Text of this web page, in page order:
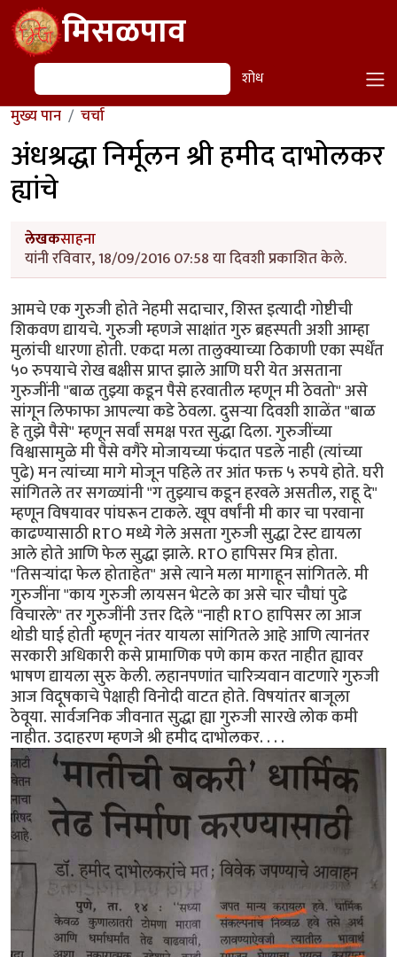
Skip to main contentमिसळपाव
शोध शोध
मुख्य पान चर्चा
अंधश्रद्धा निर्मूलन श्री हमीद दाभोलकर
ह्यांचे
लेखकसाहना
यांनी रविवार, 18/09/2016 07:58 या दिवशी प्रकाशित केले.
आमचे एक गुरुजी होते नेहमी सदाचार, शिस्त इत्यादी गोष्टीची
शिकवण द्यायचे. गुरुजी म्हणजे साक्षांत गुरु ब्रहस्पती अशी आम्हा
मुलांची धारणा होती. एकदा मला तालुक्याच्या ठिकाणी एका स्पर्धेंत
५० रुपयाचे रोख बक्षीस प्राप्त झाले आणि घरी येत असताना
गुरुजींनी "बाळ तुझ्या कडून पैसे हरवातील म्हणून मी ठेवतो" असे
सांगून लिफाफा आपल्या कडे ठेवला. दुसऱ्या दिवशी शाळेंत "बाळ
हे तुझे पैसे" म्हणून सर्वां समक्ष परत सुद्धा दिला. गुरुजींच्या
विश्वासामुळे मी पैसे वगैरे मोजायच्या फंदात पडले नाही (त्यांच्या
पुढे) मन त्यांच्या मागे मोजून पहिले तर आंत फक्त ५ रुपये होते. घरी
सांगितले तर सगळ्यांनी "ग तुझ्याच कडून हरवले असतील, राहू दे"
म्हणून विषयावर पांघरून टाकले. खूप वर्षांनी मी कार चा परवाना
काढण्यासाठी RTO मध्ये गेले असता गुरुजी सुद्धा टेस्ट द्यायला
आले होते आणि फेल सुद्धा झाले. RTO हापिसर मित्र होता.
"तिसऱ्यांदा फेल होताहेत" असे त्याने मला मागाहून सांगितले. मी
गुरुजींना "काय गुरुजी लायसन भेटले का असे चार चौघां पुढे
विचारले" तर गुरुजींनी उत्तर दिले "नाही RTO हापिसर ला आज
थोडी घाई होती म्हणून नंतर यायला सांगितले आहे आणि त्यानंतर
सरकारी अधिकारी कसे प्रामाणिक पणे काम करत नाहीत ह्यावर
भाषण द्यायला सुरु केली. लहानपणांत चारित्र्यवान वाटणारे गुरुजी
आज विदूषकाचे पेक्षाही विनोदी वाटत होते. विषयांतर बाजूला
ठेवूया. सार्वजनिक जीवनात सुद्धा ह्या गुरुजी सारखे लोक कमी
नाहीत. उदाहरण म्हणजे श्री हमीद दाभोलकर. . . .